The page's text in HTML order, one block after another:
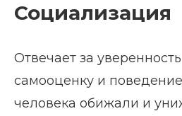
Социализация
Отвечает за
самооценку и
человека обижали и